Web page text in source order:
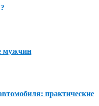
мужчин
практические